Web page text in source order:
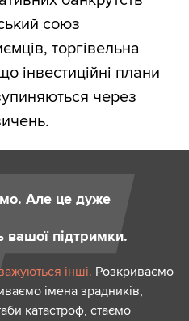
союз
торгівельна
інвестиційні плани
через
Але це дуже
вашої підтримки.
інші. Розкриваємо
імена зрадників,
катастроф, стаємо